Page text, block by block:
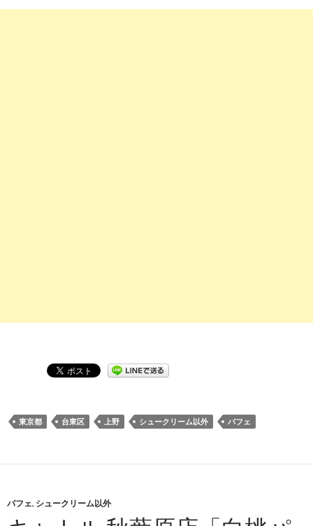
東京都 台東区 上野 シュークリーム以外 パフェ
パフェ, シュークリーム以外